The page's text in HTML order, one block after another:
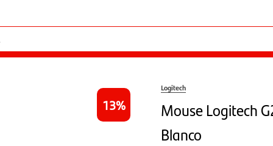
13
Logitech
Mouse Logitech
Blanco